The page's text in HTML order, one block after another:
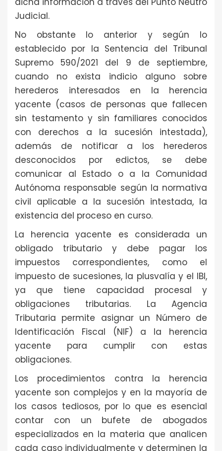
Judicial.
No obstante lo anterior y según lo
establecido por la Sentencia del Tribunal
Supremo 590/2021 del 9 de septiembre,
cuando no exista indicio alguno sobre
herederos interesados en la herencia
yacente (casos de personas que fallecen
sin testamento y sin familiares conocidos
con derechos a la sucesión intestada),
además de notificar a los herederos
desconocidos por edictos, se debe
comunicar al Estado o a la Comunidad
Autónoma responsable según la normativa
civil aplicable a la sucesión intestada, la
existencia del proceso en curso.
La herencia yacente es considerada un
obligado tributario y debe pagar los
impuestos correspondientes, como el
impuesto de sucesiones, la plusvalía y el IBI,
ya que tiene capacidad procesal y
obligaciones tributarias. La Agencia
Tributaria permite asignar un Número de
Identificación Fiscal (NIF) a la herencia
yacente para cumplir con estas
obligaciones.
Los procedimientos contra la herencia
yacente son complejos y en la mayoría de
los casos tediosos, por lo que es esencial
contar con un bufete de abogados
especializados en la materia que analicen
cada caso individualmente y determinen la